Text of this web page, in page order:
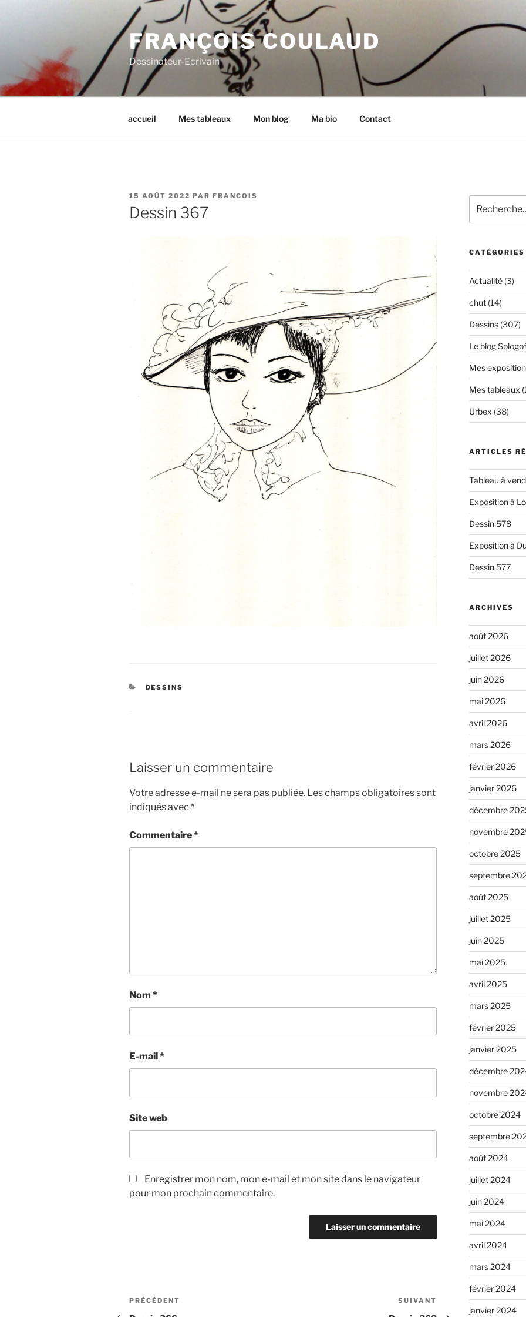
FRANÇOIS COULAUD
Dessinateur-Ecrivain
accueil Mes tableaux Mon blog Ma bio Contact
PUBLIÉ
LE
15 AOÛT 2022 PAR FRANCOIS
Dessin 367
CATÉGORIES
DESSINS
Laisser un commentaire
Votre adresse e-mail ne sera pas publiée. Les champs obligatoires sont
indiqués avec *
Commentaire*
Nom *
E-mail *
Site web
Enregistrer mon nom, mon e-mail et mon site dans le navigateur
pour mon prochain commentaire.
Navigation
Article
PRÉCÉDENT SUIVANT
pour
:
CATÉGORIES
Actualité(3)
chut(14)
Dessins(307)
Le blog
Mes
Mes tableaux
Urbex (38)
ARTICLES
Tableau à
Exposition à
Dessin 578
Exposition à
Dessin 577
ARCHIVES
août 2026
juillet 2026
juin 2026
mai 2026
avril 2026
mars 2026
février 2026
janvier 2026
décembre
novembre
octobre 2025
septembre
août 2025
juillet 2025
juin 2025
mai 2025
avril 2025
mars 2025
février 2025
janvier 2025
décembre
novembre
octobre 2024
septembre
août 2024
juillet 2024
juin 2024
mai 2024
avril 2024
mars 2024
février 2024
janvier 2024